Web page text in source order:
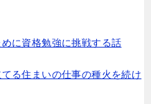
に資格勉強に挑戦する話
る住まいの仕事の種火を続け